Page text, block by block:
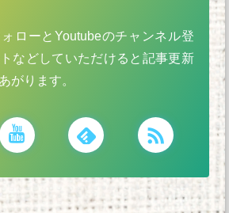
ローとYoutubeのチャンネル登
などしていただけると記事更新
がります。